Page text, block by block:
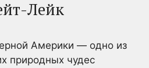
Лейк
Америки — одно из
природных чудес